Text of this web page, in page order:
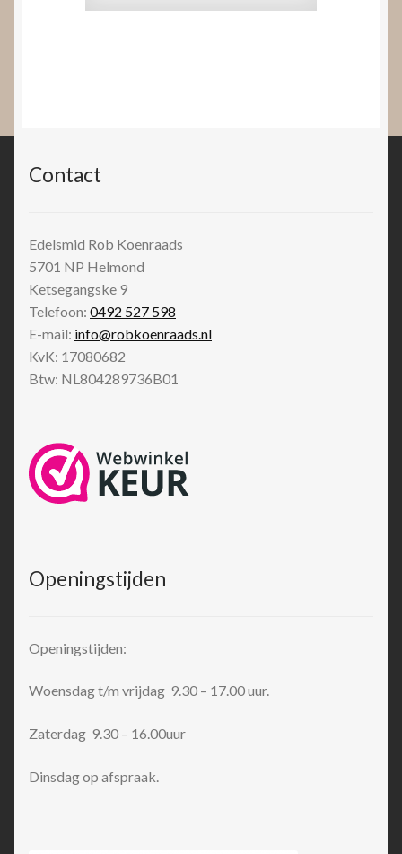
Contact
Edelsmid Rob Koenraads
5701 NP Helmond
Ketsegangske 9
Telefoon: 0492 527 598
E-mail: info@robkoenraads.nl
KvK: 17080682
Btw: NL804289736B01
Openingstijden
Openingstijden:
Woensdag t/m vrijdag 9.30 – 17.00 uur.
Zaterdag 9.30 – 16.00uur
Dinsdag op afspraak.